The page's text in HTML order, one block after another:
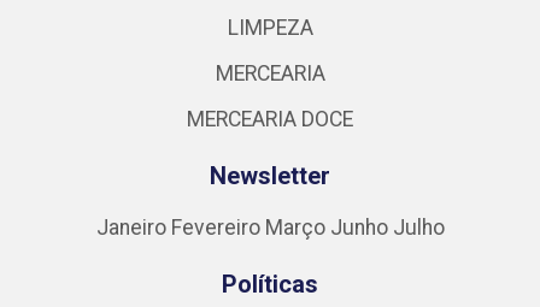
LIMPEZA
MERCEARIA
MERCEARIA DOCE
Newsletter
Janeiro Fevereiro Março Junho Julho
Políticas